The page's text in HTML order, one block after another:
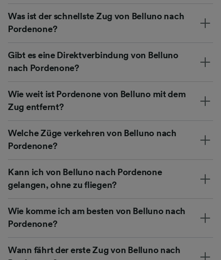
Was ist der schnellste Zug von Belluno nach
Pordenone?
Gibt es eine Direktverbindung von Belluno
nach Pordenone?
Wie weit ist Pordenone von Belluno mit dem
Zug entfernt?
Welche Züge verkehren von Belluno nach
Pordenone?
Kann ich von Belluno nach Pordenone
gelangen, ohne zu fliegen?
Wie komme ich am besten von Belluno nach
Pordenone?
Wann fährt der erste Zug von Belluno nach